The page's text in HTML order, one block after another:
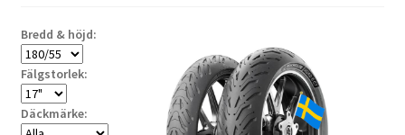
Bredd & höjd:
Fälgstorlek:
Däckmärke: